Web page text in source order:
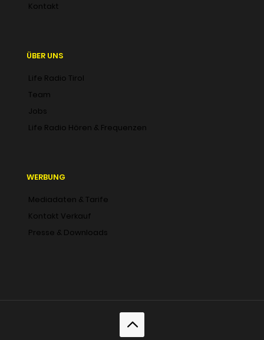
Kontakt
ÜBER UNS
Life Radio Tirol
Team
Jobs
Life Radio Hören & Frequenzen
WERBUNG
Mediadaten & Tarife
Kontakt Verkauf
Presse & Downloads